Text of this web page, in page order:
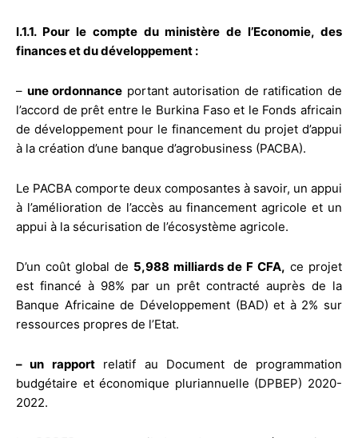
I.1.1. Pour le compte du ministère de l’Economie, des
finances et du développement :
– une ordonnance portant autorisation de ratification de
l’accord de prêt entre le Burkina Faso et le Fonds africain
de développement pour le financement du projet d’appui
à la création d’une banque d’agrobusiness (PACBA).
Le PACBA comporte deux composantes à savoir, un appui
à l’amélioration de l’accès au financement agricole et un
appui à la sécurisation de l’écosystème agricole.
D’un coût global de 5,988 milliards de F CFA, ce projet
est financé à 98% par un prêt contracté auprès de la
Banque Africaine de Développement (BAD) et à 2% sur
ressources propres de l’Etat.
– un rapportrelatif au Document de programmation
budgétaire et économique pluriannuelle (DPBEP) 2020-
2022.